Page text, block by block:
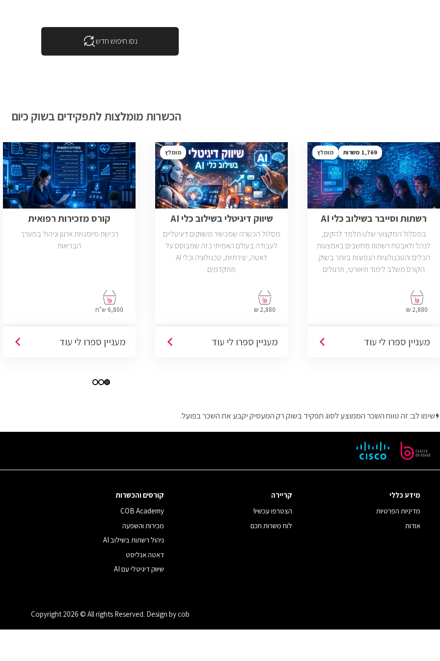
נסו חיפוש חדש
הכשרות מומלצות לתפקידים בשוק כיום
1,769 מומלץ
רשתות וסייבר בשילוב כלי AI
במסלול המקצועי שלנו תלמד להקים,
לנהל ולאבטח רשתות מחשבים באמצעות
הכלים והטכנולוגיות הנפוצות ביותר בשוק.
הקורס משלב לימוד תיאורטי, תרגולים
שתוכל להתחיל לעבוד במשרות בתחום ה-
IT, Helpdesk, System, Network ו-Cyber.
2,880 ₪
מעניין ספרו לי עוד
מומלץ
שיווק דיגיטלי בשילוב כלי AI
מסלול הכשרה שמכשיר משווקים דיגיטליים
לעבודה בעולם האמיתי כזה שמבוסס על
דאטה, יצירתיות, טכנולוגיה וכלי AI
מתקדמים
2,880 ₪
מעניין ספרו לי עוד
קורס מזכירות רפואית
רכישת מיומנויות ארגון וניהול במערך
הבריאות
6,800 ש"ח
מעניין ספרו לי עוד
שימו לב: זה טווח השכר הממוצע לסוג תפקיד בשוק רק המעסיק יקבע את השכר בפועל.
מידע כללי
מדיניות הפרטיות
אודות
קריירה
הצטרפו עכשיו!
לוח משרות חכם
קורסים והכשרות
COB Academy
מכירות והשפעה
ניהול רשתות בשילוב AI
דאטה אנליסט
שיווק דיגיטלי עם AI
Copyright 2026 © All rights Reserved. Design by cob